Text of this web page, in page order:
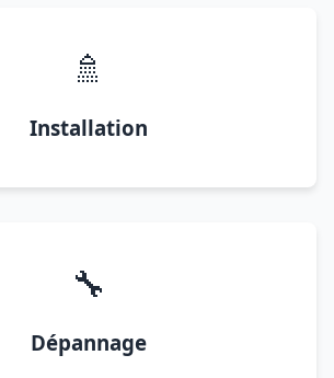
🚿
Installation
🔧
Dépannage